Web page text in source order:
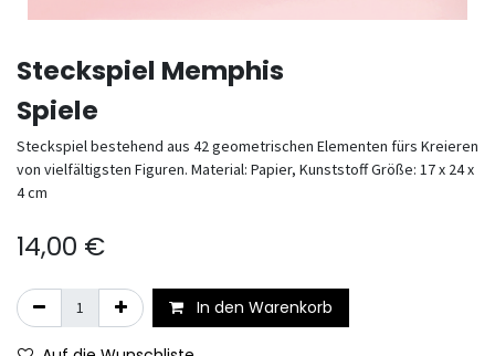
Steckspiel Memphis
Spiele
Steckspiel bestehend aus 42 geometrischen Elementen fürs Kreieren
von vielfältigsten Figuren. Material: Papier, Kunststoff Größe: 17 x 24 x
4 cm
14,00 €
In den Warenkorb